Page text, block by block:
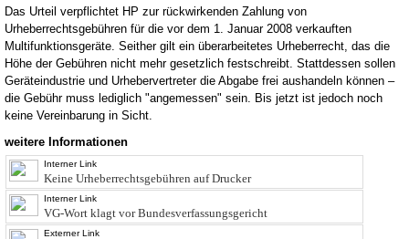
Das Urteil verpflichtet HP zur rückwirkenden Zahlung von
Urheberrechtsgebühren für die vor dem 1. Januar 2008 verkauften
Multifunktionsgeräte. Seither gilt ein überarbeitetes Urheberrecht, das die
Höhe der Gebühren nicht mehr gesetzlich festschreibt. Stattdessen sollen
Geräteindustrie und Urhebervertreter die Abgabe frei aushandeln können –
die Gebühr muss lediglich "angemessen" sein. Bis jetzt ist jedoch noch
keine Vereinbarung in Sicht.
weitere Informationen
Interner Link
Keine Urheberrechtsgebühren auf Drucker
Interner Link
VG-Wort klagt vor Bundesverfassungsgericht
Externer Link